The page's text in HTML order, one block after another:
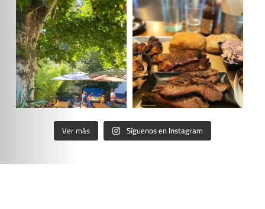
damelabrasa
El verde de la terraza
@damelabrasa es el mejor...
Jun 2
damelabrasa
Nuestros #combosBBQ sirven para
que descubras tu...
May 22
Ver más Síguenos en Instagram